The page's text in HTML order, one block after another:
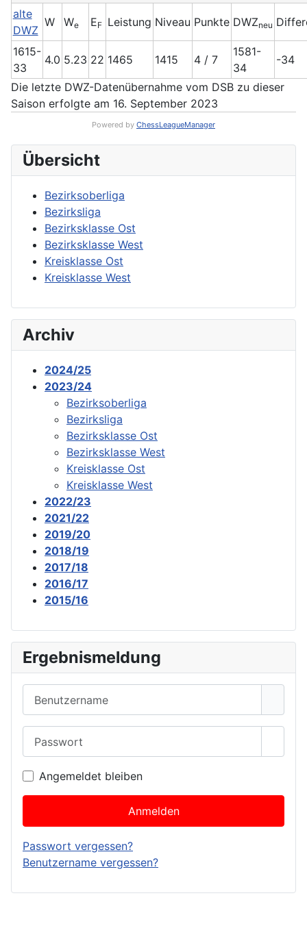
Übersicht
Bezirksoberliga
Bezirksliga
Bezirksklasse Ost
Bezirksklasse West
Kreisklasse Ost
Kreisklasse West
Archiv
2024/25
2023/24
Bezirksoberliga
Bezirksliga
Bezirksklasse Ost
Bezirksklasse West
Kreisklasse Ost
Kreisklasse West
2022/23
2021/22
2019/20
2018/19
2017/18
2016/17
2015/16
Ergebnismeldung
Angemeldet bleiben
Anmelden
Passwort vergessen?
Benutzername vergessen?
alte
DWZ
W We EF Leistung Niveau Punkte DWZneu
1615-
33
4.0 5.23 22 1465 1415 4 / 7
1581-
34
-34
Die letzte DWZ-Datenübernahme vom DSB zu dieser
Saison erfolgte am 16. September 2023
Powered by ChessLeagueManager